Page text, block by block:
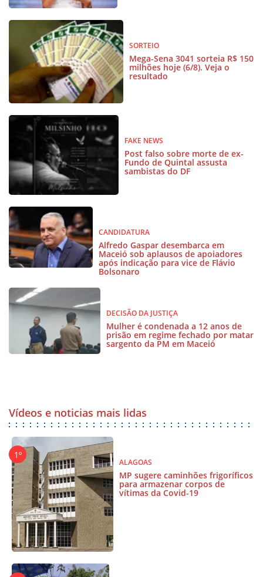
SORTEIO
Mega-Sena 3041 sorteia R$ 150
milhões hoje (6/8). Veja o
resultado
FAKE NEWS
Post falso sobre morte de ex-
Fundo de Quintal assusta
sambistas do DF
CANDIDATURA
Alfredo Gaspar desembarca em
Maceió sob aplausos de apoiadores
após indicação para vice de Flávio
Bolsonaro
DECISÃO DA JUSTIÇA
Mulher é condenada a 12 anos de
prisão em regime fechado por matar
sargento da PM em Maceió
Vídeos e noticias mais lidas
ALAGOAS
MP sugere caminhões frigoríficos
para armazenar corpos de
vítimas da Covid-19